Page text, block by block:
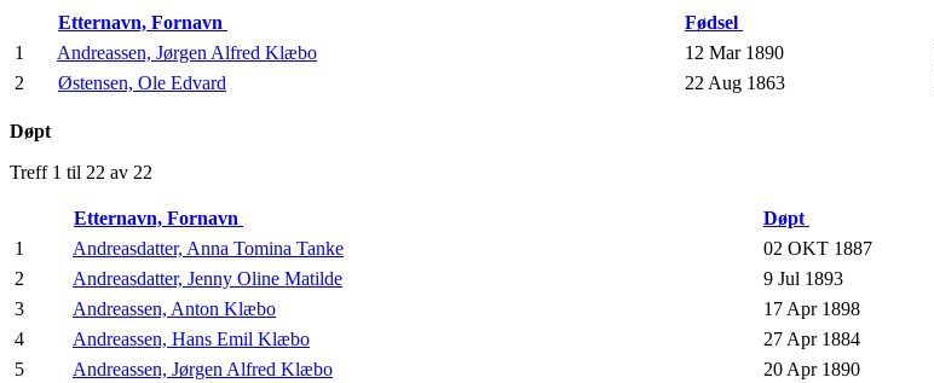
Etternavn, Fornavn Fødsel
1
Andreassen, Jørgen Alfred Klæbo 12 Mar 1890
2
Østensen, Ole Edvard 22 Aug 1863
Døpt
Treff 1 til 22 av 22
Etternavn, Fornavn Døpt
1
Andreasdatter, Anna Tomina Tanke 02 OKT 1887
2
Andreasdatter, Jenny Oline Matilde 9 Jul 1893
3
Andreassen, Anton Klæbo 17 Apr 1898
4
Andreassen, Hans Emil Klæbo 27 Apr 1884
5
Andreassen, Jørgen Alfred Klæbo 20 Apr 1890